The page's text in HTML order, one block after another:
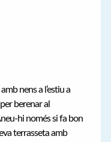
nens a l’estiu a
berenar al
hi només si fa bon
terrasseta amb